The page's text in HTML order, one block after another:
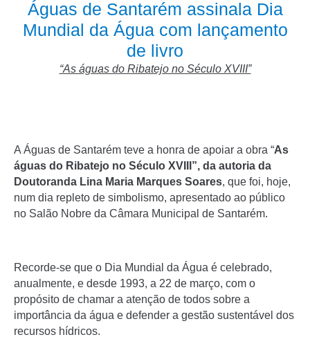
Águas de Santarém assinala Dia
Mundial da Água com lançamento
de livro
“As águas do Ribatejo no Século XVIII”
A Águas de Santarém teve a honra de apoiar a obra “As
águas do Ribatejo no Século XVIII”, da autoria da
Doutoranda Lina Maria Marques Soares, que foi, hoje,
num dia repleto de simbolismo, apresentado ao público
no Salão Nobre da Câmara Municipal de Santarém.
Recorde-se que o Dia Mundial da Água é celebrado,
anualmente, e desde 1993, a 22 de março, com o
propósito de chamar a atenção de todos sobre a
importância da água e defender a gestão sustentável dos
recursos hídricos.